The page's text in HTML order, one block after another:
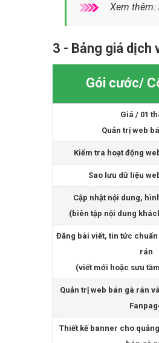
Xem thêm:
3 - Bảng giá dịch
Gói cước/
Giá / 01
Quản trị web
Kiểm tra hoạt động
Sao lưu dữ liệu
Cập nhật nội dung,
(biên tập nội dung
Đăng bài viết, tin tức chuẩn
rán
(viết mới hoặc sưu
Quản trị web bán gà rán
Thiết kế banner cho